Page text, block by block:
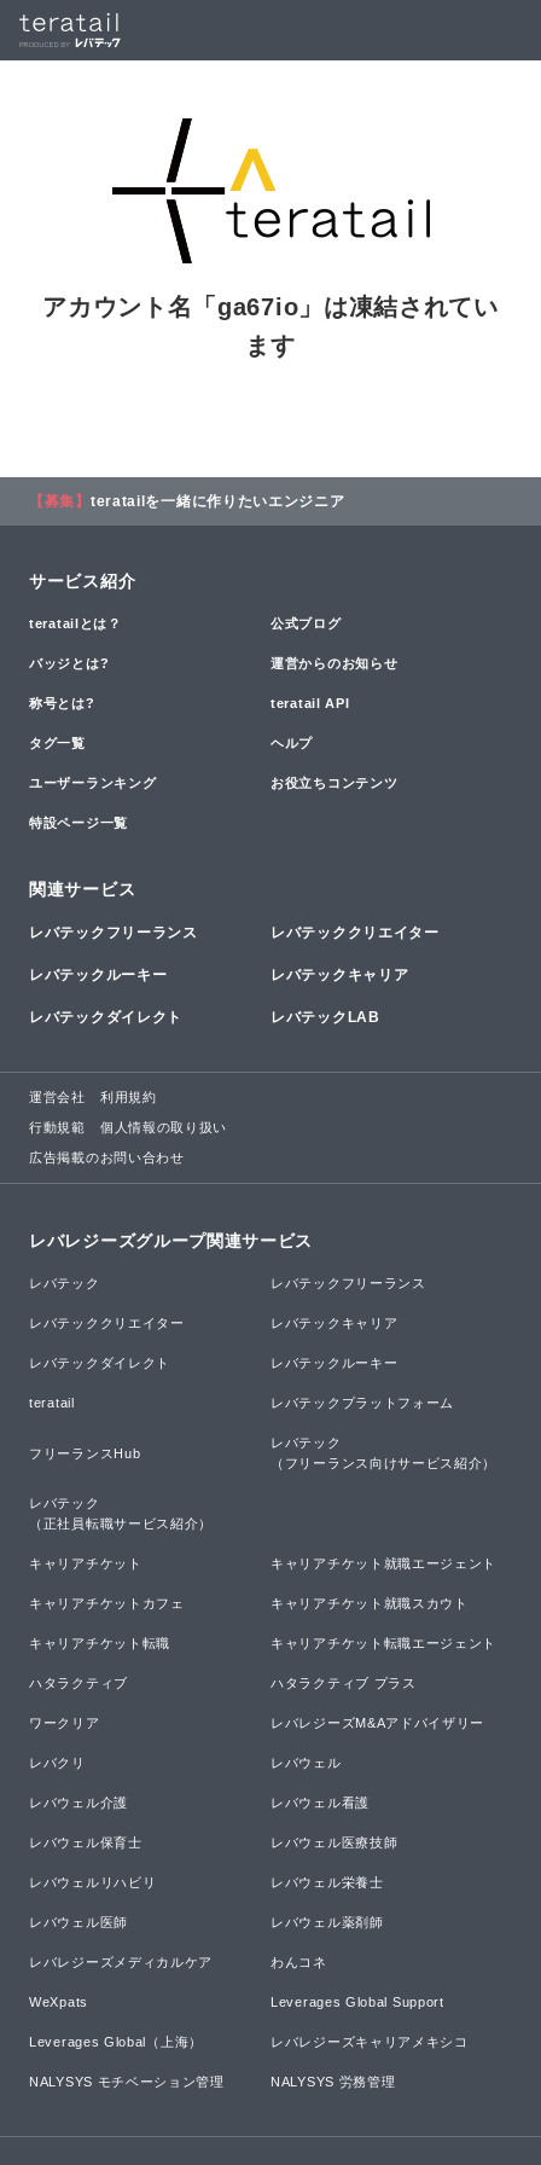
アカウント名「ga67io 」は凍結されてい
ます
【募集】 teratailを一緒に作りたいエンジニア
サービス紹介
teratailとは？ 公式ブログ
バッジとは? 運営からのお知らせ
称号とは? teratail API
タグ一覧 ヘルプ
ユーザーランキング お役立ちコンテンツ
特設ページ一覧
関連サービス
レバテックフリーランス レバテッククリエイター
レバテックルーキー レバテックキャリア
レバテックダイレクト レバテックLAB
運営会社 利用規約
行動規範 個人情報の取り扱い
広告掲載のお問い合わせ
レバレジーズグループ関連サービス
レバテック レバテックフリーランス
レバテッククリエイター レバテックキャリア
レバテックダイレクト レバテックルーキー
teratail レバテックプラットフォーム
フリーランスHub
レバテック
（フリーランス向けサービス紹介）
レバテック
（正社員転職サービス紹介）
キャリアチケット キャリアチケット就職エージェント
キャリアチケットカフェ キャリアチケット就職スカウト
キャリアチケット転職 キャリアチケット転職エージェント
ハタラクティブ ハタラクティブ プラス
ワークリア レバレジーズM&Aアドバイザリー
レバクリ レバウェル
レバウェル介護 レバウェル看護
レバウェル保育士 レバウェル医療技師
レバウェルリハビリ レバウェル栄養士
レバウェル医師 レバウェル薬剤師
レバレジーズメディカルケア わんコネ
WeXpats Leverages Global Support
Leverages Global（上海） レバレジーズキャリアメキシコ
NALYSYS モチベーション管理 NALYSYS 労務管理